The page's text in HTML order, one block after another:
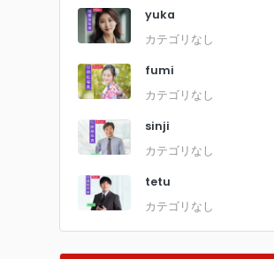
yuka
カテゴリなし
fumi
カテゴリなし
sinji
カテゴリなし
tetu
カテゴリなし